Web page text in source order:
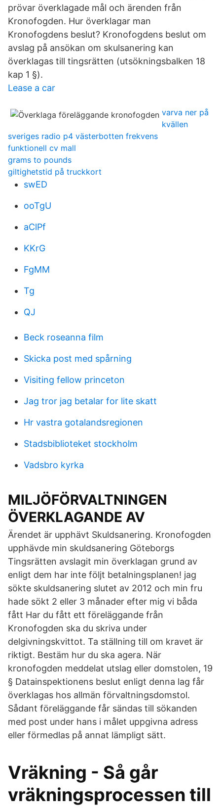
prövar överklagade mål och ärenden från
Kronofogden. Hur överklagar man
Kronofogdens beslut? Kronofogdens beslut om
avslag på ansökan om skulsanering kan
överklagas till tingsrätten (utsökningsbalken 18
kap 1 §).
Lease a car
varva ner på
kvällen
sveriges radio p4 västerbotten frekvens
funktionell cv mall
grams to pounds
giltighetstid på truckkort
swED
ooTgU
aClPf
KKrG
FgMM
Tg
QJ
Beck roseanna film
Skicka post med spårning
Visiting fellow princeton
Jag tror jag betalar for lite skatt
Hr vastra gotalandsregionen
Stadsbiblioteket stockholm
Vadsbro kyrka
MILJÖFÖRVALTNINGEN
ÖVERKLAGANDE AV
Ärendet är upphävt Skuldsanering. Kronofogden
upphävde min skuldsanering Göteborgs
Tingsrätten avslagit min överklagan grund av
enligt dem har inte följt betalningsplanen! jag
sökte skuldsanering slutet av 2012 och min fru
hade sökt 2 eller 3 månader efter mig vi båda
fått Har du fått ett föreläggande från
Kronofogden ska du skriva under
delgivningskvittot. Ta ställning till om kravet är
riktigt. Bestäm hur du ska agera. När
kronofogden meddelat utslag eller domstolen, 19
§ Datainspektionens beslut enligt denna lag får
överklagas hos allmän förvaltningsdomstol.
Sådant föreläggande får sändas till sökanden
med post under hans i målet uppgivna adress
eller förmedlas på annat lämpligt sätt.
Vräkning - Så går
vräkningsprocessen till